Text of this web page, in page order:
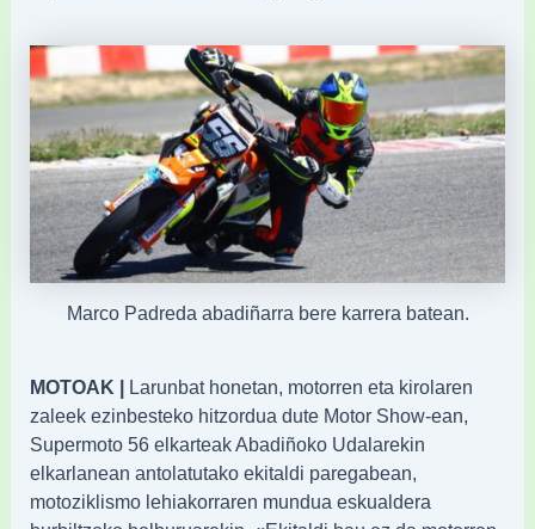
Marco Padreda abadiñarra bere karrera batean.
MOTOAK | Larunbat honetan, motorren eta kirolaren
zaleek ezinbesteko hitzordua dute Motor Show-ean,
Supermoto 56 elkarteak Abadiñoko Udalarekin
elkarlanean antolatutako ekitaldi paregabean,
motoziklismo lehiakorraren mundua eskualdera